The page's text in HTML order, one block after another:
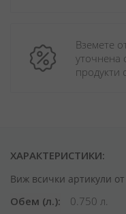
Вземете
уточнена
продукти
ХАРАКТЕРИСТИКИ:
Виж всички артикули от
Обем (л.)
0.750 л.